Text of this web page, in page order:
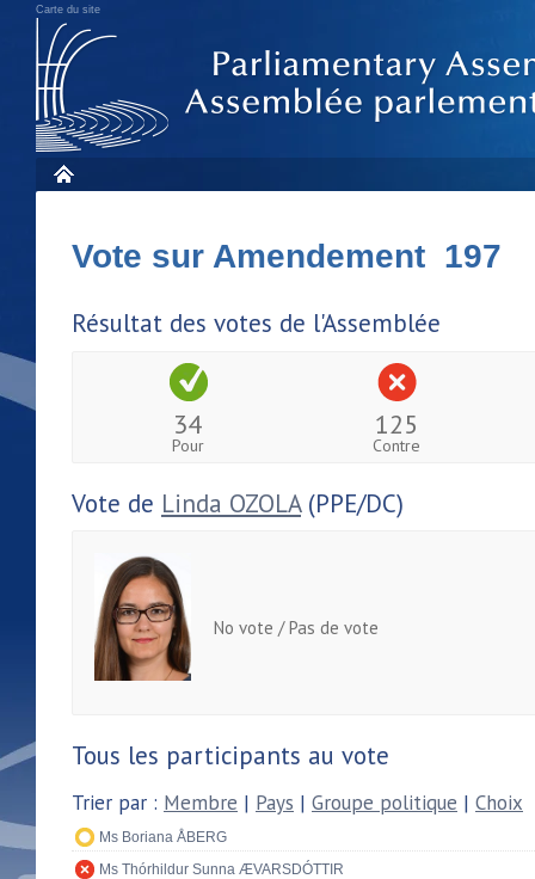
Carte du site
Vote sur Amendement 197
Résultat des votes de l'Assemblée
34
Pour
125
Contre
Vote de Linda OZOLA(PPE/DC)
No vote / Pas de vote
Tous les participants au vote
Trier par : Membre | Pays | Groupe politique | Choix
Ms Boriana ÅBERG
Ms Thórhildur Sunna ÆVARSDÓTTIR